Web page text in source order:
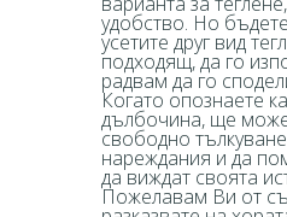
удобство. Но
усетите друг вид
подходящ, да го
радвам да го
Когато опознаете
дълбочина, ще
свободно
нареждания и да
да виждат своята
Пожелавам Ви от